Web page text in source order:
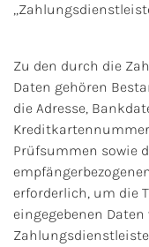
Zu den durch die
Daten gehören
die Adresse,
Prüfsummen sowie
erforderlich, um die
eingegebenen